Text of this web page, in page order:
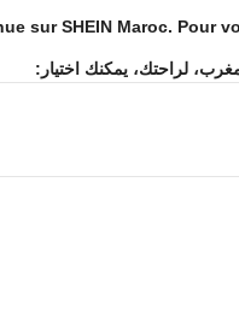
sur SHEIN Maroc. Pour
لراحتك، يمكنك اختيار: